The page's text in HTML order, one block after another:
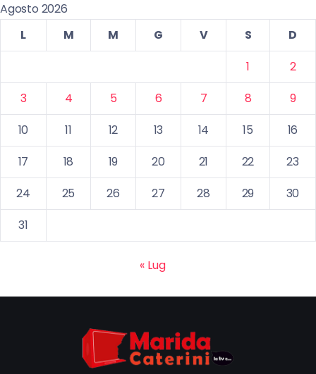
Agosto 2026
L
M M G V S
D
1
2
3
4 5 6 7 8
9
10
11 12 13 14 15
16
17
18 19 20 21 22
23
24
25 26 27 28 29
30
31
« Lug